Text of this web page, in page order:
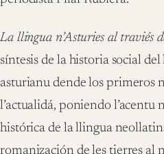
La llingua n’Asturies al traviés
síntesis de la historia social
asturianu dende los primeros
l’actualidá, poniendo l’acentu
histórica de la llingua
romanización de les tierres al